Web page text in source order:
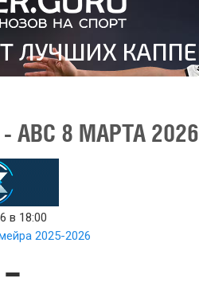
АВС 8 МАРТА 2026
в 18:00
2025-2026